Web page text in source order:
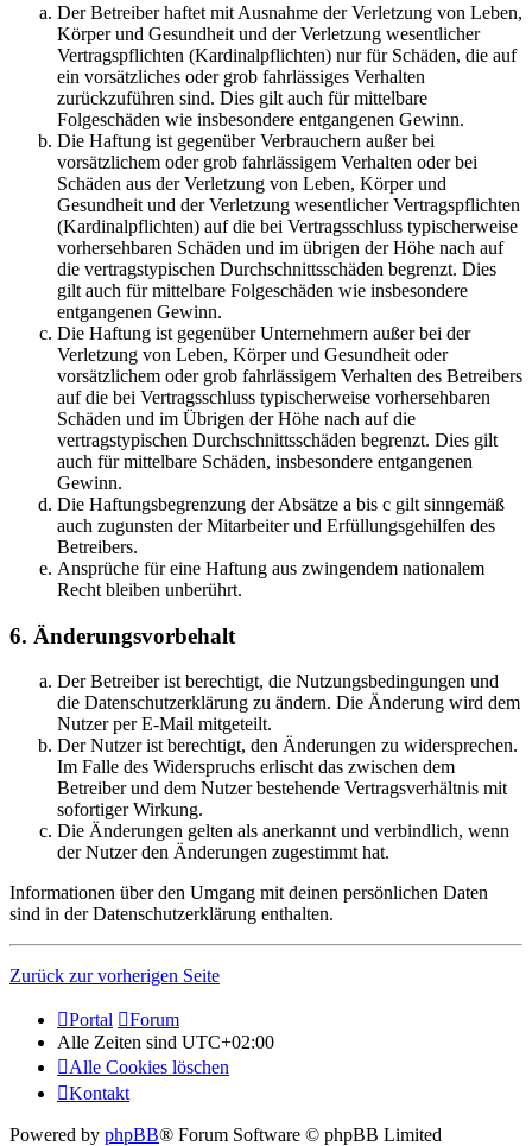
Der Betreiber haftet mit Ausnahme der Verletzung von Leben,
Körper und Gesundheit und der Verletzung wesentlicher
Vertragspflichten (Kardinalpflichten) nur für Schäden, die auf
ein vorsätzliches oder grob fahrlässiges Verhalten
zurückzuführen sind. Dies gilt auch für mittelbare
Folgeschäden wie insbesondere entgangenen Gewinn.
Die Haftung ist gegenüber Verbrauchern außer bei
vorsätzlichem oder grob fahrlässigem Verhalten oder bei
Schäden aus der Verletzung von Leben, Körper und
Gesundheit und der Verletzung wesentlicher Vertragspflichten
(Kardinalpflichten) auf die bei Vertragsschluss typischerweise
vorhersehbaren Schäden und im übrigen der Höhe nach auf
die vertragstypischen Durchschnittsschäden begrenzt. Dies
gilt auch für mittelbare Folgeschäden wie insbesondere
entgangenen Gewinn.
Die Haftung ist gegenüber Unternehmern außer bei der
Verletzung von Leben, Körper und Gesundheit oder
vorsätzlichem oder grob fahrlässigem Verhalten des Betreibers
auf die bei Vertragsschluss typischerweise vorhersehbaren
Schäden und im Übrigen der Höhe nach auf die
vertragstypischen Durchschnittsschäden begrenzt. Dies gilt
auch für mittelbare Schäden, insbesondere entgangenen
Gewinn.
Die Haftungsbegrenzung der Absätze a bis c gilt sinngemäß
auch zugunsten der Mitarbeiter und Erfüllungsgehilfen des
Betreibers.
Ansprüche für eine Haftung aus zwingendem nationalem
Recht bleiben unberührt.
6. Änderungsvorbehalt
Der Betreiber ist berechtigt, die Nutzungsbedingungen und
die Datenschutzerklärung zu ändern. Die Änderung wird dem
Nutzer per E-Mail mitgeteilt.
Der Nutzer ist berechtigt, den Änderungen zu widersprechen.
Im Falle des Widerspruchs erlischt das zwischen dem
Betreiber und dem Nutzer bestehende Vertragsverhältnis mit
sofortiger Wirkung.
Die Änderungen gelten als anerkannt und verbindlich, wenn
der Nutzer den Änderungen zugestimmt hat.
Informationen über den Umgang mit deinen persönlichen Daten
sind in der Datenschutzerklärung enthalten.
Zurück zur vorherigen Seite
Portal
Forum
Alle Zeiten sind UTC+02:00
Alle Cookies löschen
Kontakt
Powered by phpBB® Forum Software © phpBB Limited